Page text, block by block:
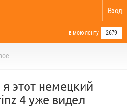
Вход
в мою ленту 2679
я этот немецкий
4 уже видел